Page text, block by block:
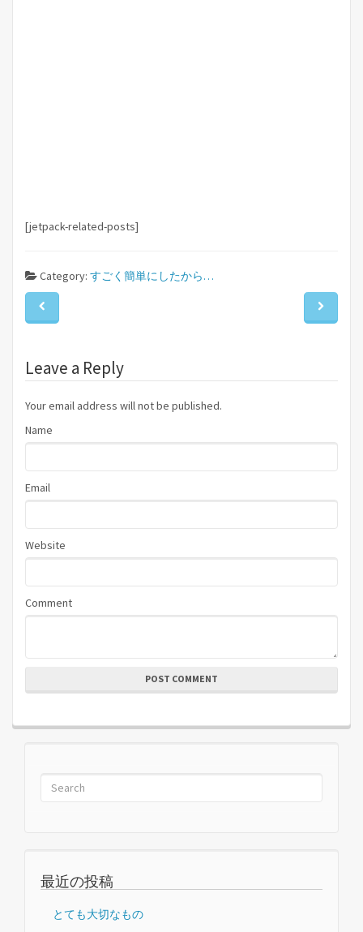
[jetpack-related-posts]
Category: すごく簡単にしたから…
Leave a Reply
Your email address will not be published.
Name
Email
Website
Comment
POST COMMENT
最近の投稿
とても大切なもの